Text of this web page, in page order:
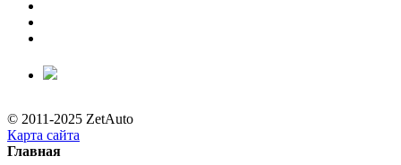
© 2011-2025 ZetAuto
Карта сайта
Главная